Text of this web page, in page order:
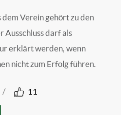
dem Verein gehört zu den
Ausschluss darf als
erklärt werden, wenn
nicht zum Erfolg führen.
/ 11